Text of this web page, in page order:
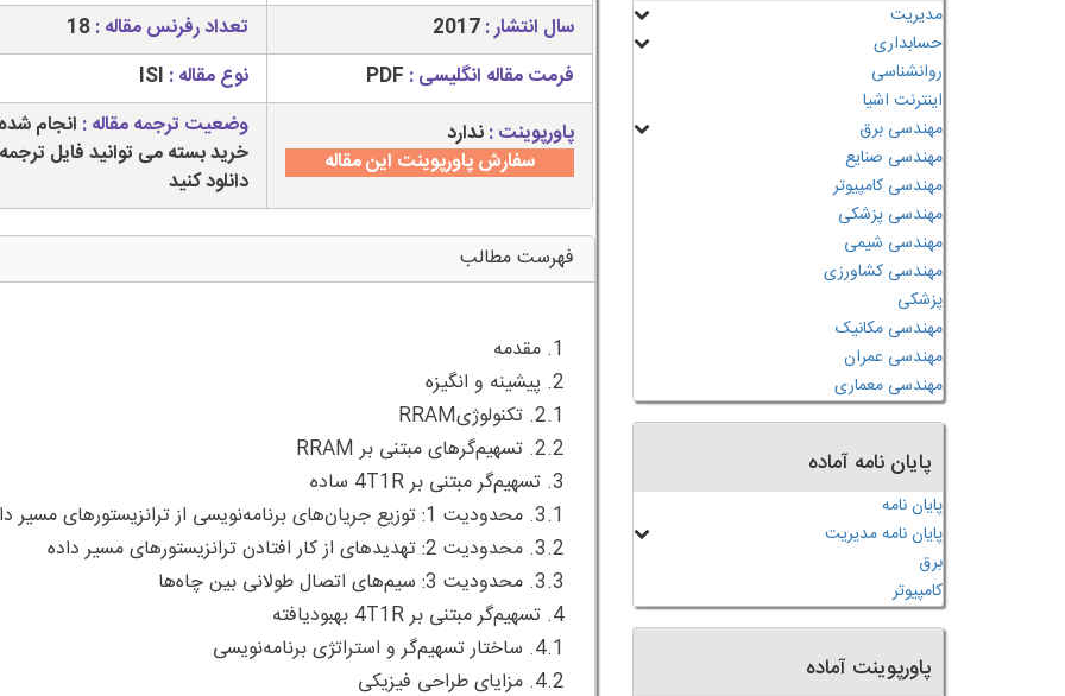
سال انتشار :2017 تعداد رفرنس مقاله :18
فرمت مقاله انگلیسی : PDF نوع مقاله : ISI
پاورپوینت :ندارد
سفارش پاورپوینت این مقاله
وضعیت ترجمه مقاله : انجام
خرید بسته می توانید فایل
دانلود کنید
فهرست مطالب
مدیریت
حسابداری
روانشناسی
اینترنت اشیا
مهندسی برق
مهندسی صنایع
مهندسی کامپیوتر
مهندسی پزشکی
مهندسی شیمی
مهندسی کشاورزی
پزشکی
مهندسی مکانیک
مهندسی عمران
مهندسی معماری
پایان نامه آماده
پایان نامه
پایان نامه مدیریت
برق
کامپیوتر
پاورپوینت آماده